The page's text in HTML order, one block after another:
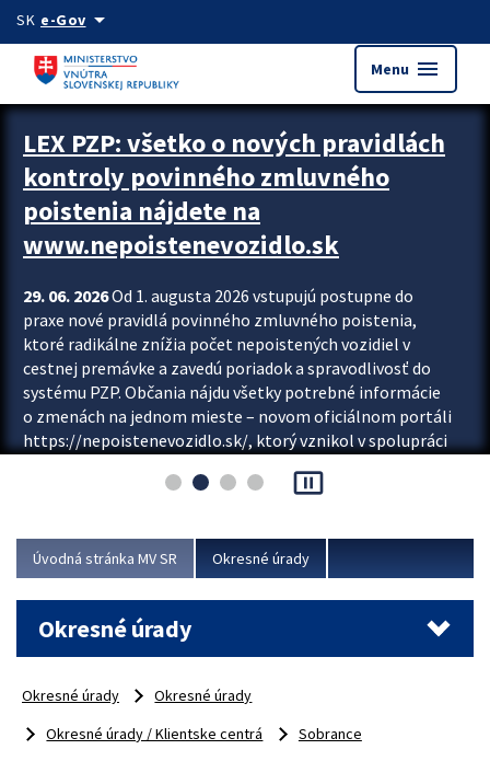
Preskocit na hlavný obsah
SK e-Govarrow_drop_down
Menu menu
Zastavit automatický posun upútavok
LEX PZP: všetko o nových pravidlách
kontroly povinného zmluvného
poistenia nájdete na
www.nepoistenevozidlo.sk
29. 06. 2026Od 1. augusta 2026 vstupujú postupne do
praxe nové pravidlá povinného zmluvného poistenia,
ktoré radikálne znížia počet nepoistených vozidiel v
cestnej premávke a zavedú poriadok a spravodlivosť do
systému PZP. Občania nájdu všetky potrebné informácie
o zmenách na jednom mieste – novom oficiálnom portáli
https://nepoistenevozidlo.sk/, ktorý vznikol v spolupráci
asociácie poisťovní (SLASPO) a Ministerstva vnútra SR.
Viac
pause_presentation
Úvodná stránka MV SR Okresné úrady
Okresné úrady
Okresné úrady
Okresné úrady
Okresné úrady / Klientske centrá
Sobrance